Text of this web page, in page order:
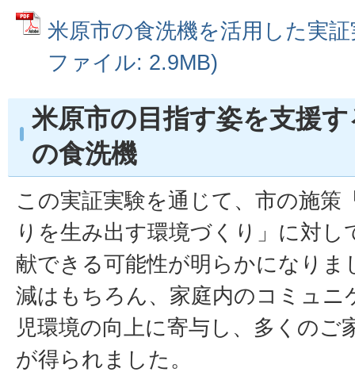
米原市の食洗機を活用した実
ファイル: 2.9MB)
米原市の目指す姿を支援
の食洗機
この実証実験を通じて、市の施策
りを生み出す環境づくり」に対し
献できる可能性が明らかになりま
減はもちろん、家庭内のコミュニ
児環境の向上に寄与し、多くのご
が得られました。